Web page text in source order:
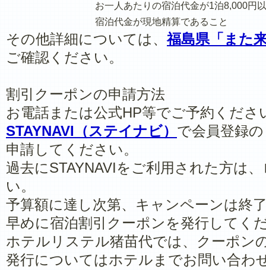
お一人あたりの宿泊代金が1泊8,000円
宿泊代金が現地精算であること
その他詳細については、福島県「また
ご確認ください。
割引クーポンの申請方法
お電話または公式HP等でご予約くださ
STAYNAVI（ステイナビ） で会員登録
申請してください。
過去にSTAYNAVIをご利用された方は
い。
予算額に達し次第、キャンペーンは終
早めに宿泊割引クーポンを発行してく
ホテルリステル猪苗代では、クーポン
発行についてはホテルまでお問い合わ